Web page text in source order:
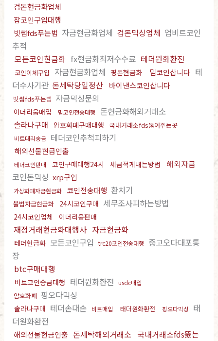
검돈현금화업체
잡코인구입대행
빗썸fds푸는법 자금현금화업체 검돈믹싱업체 업비트코인
추적
모든코인현금화 fx현금화최저수수료 테더원화환전
코인이체구입 자금현금화업체 핑돈현금화 밈코인삽니다 테
더수사기관 돈세탁당일정산 바이낸스코인삽니다
빗썸fds푸는법 자금믹싱문의
이더리움매입 밈코인전송대행 돈현금화해외거래소
솔라나구매 암호화폐구매대행 국내거래소fds뚫어주는곳
비트대리송금 테더코인추척피하기
해외선물현금인출
테더코인판매 코인구매대행24시 세금적게내는방법
해외자금
코인돈믹싱 xrp구입
가상화폐자금현금화 코인전송대행 환치기
불법자금현금화 24시코인구매 세무조사피하는방법
24시코인업체 이더리움판매
재정거래현금화대행사 자금현금화
테더현금화 모든코인구입 trc20코인전송대행
중고오다대포통
장
btc구매대행
비트코인송금대행 테더원화환전 usdc매입
암호화폐 핑오다믹싱
솔라나구매 테더손대손 비트매입 태더원화환전 핑오다믹싱
태
더원화환전
해외선물현금인출 돈세탁해외거래소 국내거래소fds뚫는